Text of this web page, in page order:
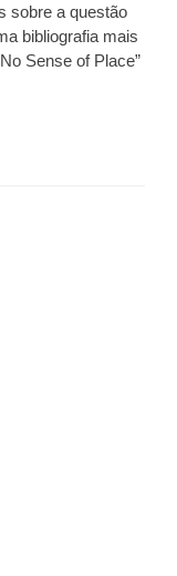
sobre a questão
bibliografia mais
Sense of Place”